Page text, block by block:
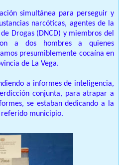
simultánea para perseguir y
narcóticas, agentes de la
Drogas (DNCD) y miembros del
a dos hombres a quienes
presumiblemente cocaína en
de La Vega.
a informes de inteligencia,
conjunta, para atrapar a
se estaban dedicando a la
municipio.